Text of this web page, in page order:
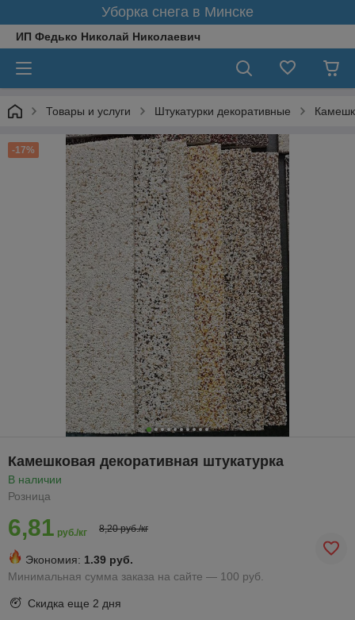
Уборка снега в Минске
ИП Федько Николай Николаевич
Товары и услуги Штукатурки декоративные
-17%
Камешковая декоративная штукатурка
В наличии
Розница
6,81 руб./кг 8,20 руб./кг
Экономия: 1.39 руб.
Минимальная сумма заказа на сайте — 100 руб.
Скидка еще 2 дня